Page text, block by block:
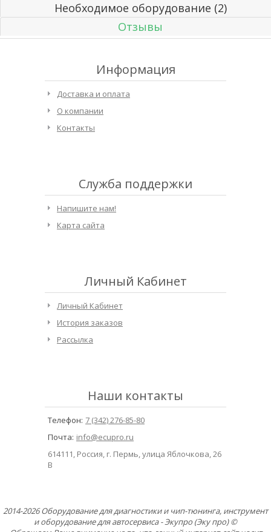
Необходимое оборудование (2)
Отзывы
Информация
Доставка и оплата
О компании
Контакты
Служба поддержки
Напишите нам!
Карта сайта
Личный Кабинет
Личный Кабинет
История заказов
Рассылка
Наши контакты
Телефон: 7 (342) 276-85-80
Почта: info@ecupro.ru
614111, Россия, г. Пермь, улица Яблочкова, 26
В
2014-2026 Оборудование для диагностики и чип-тюнинга, инструмент
и оборудование для автосервиса - Экупро (Эку про) ©